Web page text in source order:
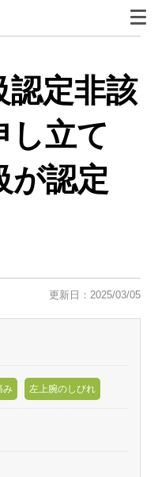
認定非該
し立て
が認定
更新日：2025/03/05
み 左上腕のしびれ